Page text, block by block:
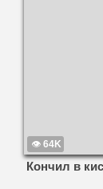
64K
Кончил в